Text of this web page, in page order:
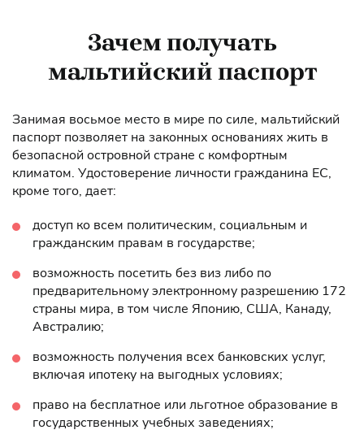
Зачем получать
мальтийский паспорт
Занимая восьмое место в мире по силе, мальтийский
паспорт позволяет на законных основаниях жить в
безопасной островной стране с комфортным
климатом. Удостоверение личности гражданина ЕС,
кроме того, дает:
доступ ко всем политическим, социальным и
гражданским правам в государстве;
возможность посетить без виз либо по
предварительному электронному разрешению 172
страны мира, в том числе Японию, США, Канаду,
Австралию;
возможность получения всех банковских услуг,
включая ипотеку на выгодных условиях;
право на бесплатное или льготное образование в
государственных учебных заведениях;